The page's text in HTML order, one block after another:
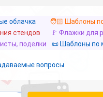
облачка
🧑🏻 Шаблоны
стендов
🚩 Флажки для
поделки 📜 Шаблоны по
вопросы.